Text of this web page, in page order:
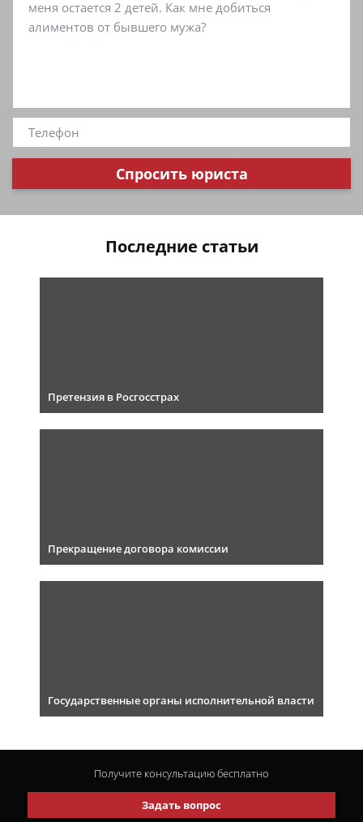
Спросить юриста
Последние статьи
Претензия в Росгосстрах
Прекращение договора комиссии
Государственные органы исполнительной власти
Задать вопрос
Получите консультациюбесплатно